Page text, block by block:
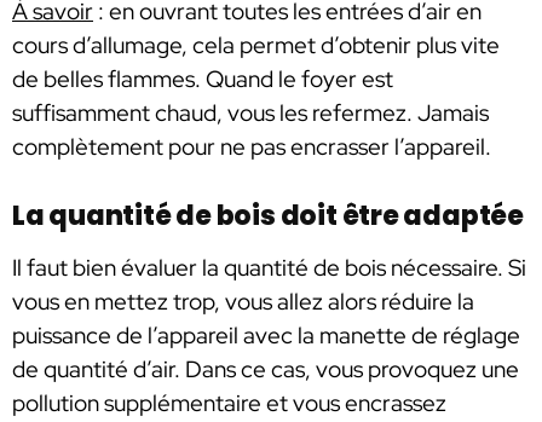
À savoir : en ouvrant toutes les entrées d’air en
cours d’allumage, cela permet d’obtenir plus vite
de belles flammes. Quand le foyer est
suffisamment chaud, vous les refermez. Jamais
complètement pour ne pas encrasser l’appareil.
La quantité de bois doit être adaptée
Il faut bien évaluer la quantité de bois nécessaire. Si
vous en mettez trop, vous allez alors réduire la
puissance de l’appareil avec la manette de réglage
de quantité d’air. Dans ce cas, vous provoquez une
pollution supplémentaire et vous encrassez